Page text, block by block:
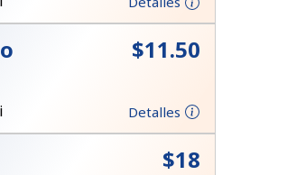
contraseña
⁦$11.50⁩
Detalles
⁦$18⁩